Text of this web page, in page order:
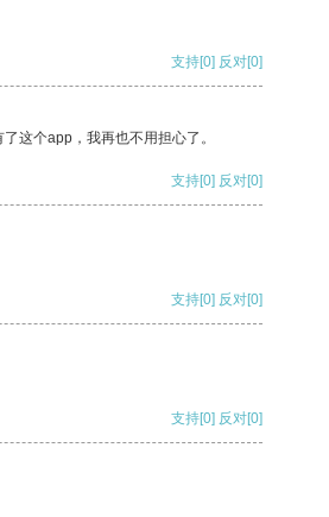
支持[0] 反对[0]
这个app，我再也不用担心了。
支持[0] 反对[0]
支持[0] 反对[0]
支持[0] 反对[0]